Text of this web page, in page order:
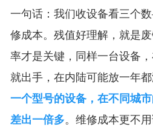
一句话：我们收设备看三个
修成本。残值好理解，就是
率才是关键，同样一台设备
就出手，在内陆可能放一年
一个型号的设备，在不同城
差出一倍多。维修成本更不